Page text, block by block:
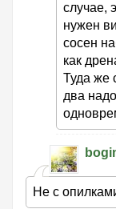
случае,
нужен
сосен
как
Туда же
два
Не с